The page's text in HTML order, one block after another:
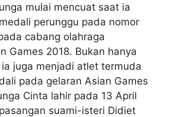
mulai mencuat saat ia
perunggu pada nomor
cabang olahraga
Games 2018. Bukan hanya
juga menjadi atlet termuda
pada gelaran Asian Games
Cinta lahir pada 13 April
suami-isteri Didiet